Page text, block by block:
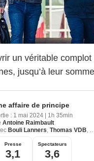
un véritable
jusqu’à leur
affaire de principe
: 1 mai 2024
1h 35min
Antoine Raimbault
Bouli Lanners, Thomas VDB,
Presse
3,1
Spectateurs
3,6